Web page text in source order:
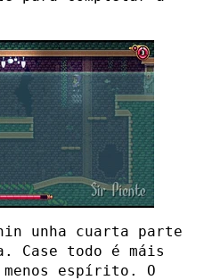
unha cuarta parte
Case todo é máis
espírito. O